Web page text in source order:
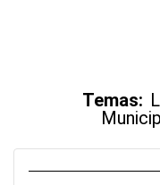
Temas: